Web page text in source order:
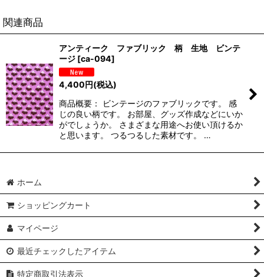
関連商品
アンティーク ファブリック 柄 生地 ビンテ
ージ [ca-094]
4,400円(税込)
商品概要： ビンテージのファブリックです。 感
じの良い柄です。 お部屋、グッズ作成などにいか
がでしょうか。 さまざまな用途へお使い頂けるか
と思います。 つるつるした素材です。 …
ホーム
ショッピングカート
マイページ
最近チェックしたアイテム
特定商取引法表示